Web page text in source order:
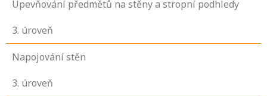
Upevňování předmětů na stěny a stropní podhledy
3. úroveň
Napojování stěn
3. úroveň